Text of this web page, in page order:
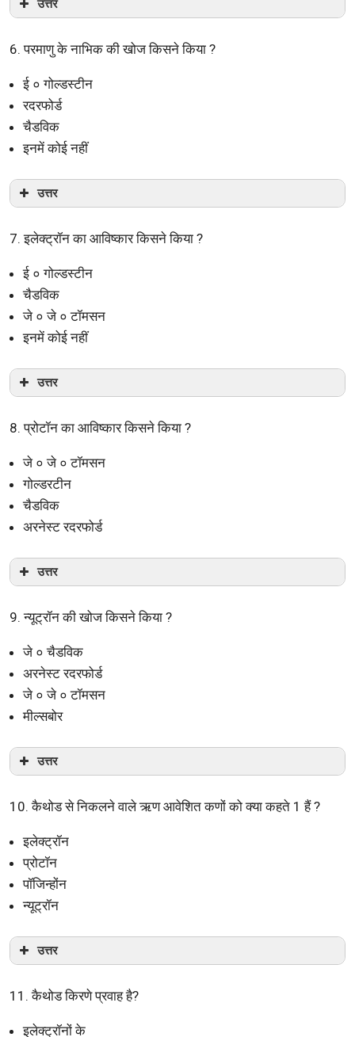
उत्तर
6. परमाणु के नाभिक की खोज किसने किया ?
ई ० गोल्डस्टीन
रदरफोर्ड
चैडविक
इनमें कोई नहीं
उत्तर
7. इलेक्ट्रॉन का आविष्कार किसने किया ?
ई ० गोल्डस्टीन
चैडविक
जे ० जे ० टॉमसन
इनमें कोई नहीं
उत्तर
8. प्रोटॉन का आविष्कार किसने किया ?
जे ० जे ० टॉमसन
गोल्डरटीन
चैडविक
अरनेस्ट रदरफोर्ड
उत्तर
9. न्यूट्रॉन की खोज किसने किया ?
जे ० चैडविक
अरनेस्ट रदरफोर्ड
जे ० जे ० टॉमसन
मील्सबोर
उत्तर
10. कैथोड से निकलने वाले ऋण आवेशित कणों को क्या कहते 1 हैं ?
इलेक्ट्रॉन
प्रोटॉन
पॉजिन्होंन
न्यूट्रॉन
उत्तर
11. कैथोड किरणे प्रवाह है?
इलेक्ट्रॉनों के